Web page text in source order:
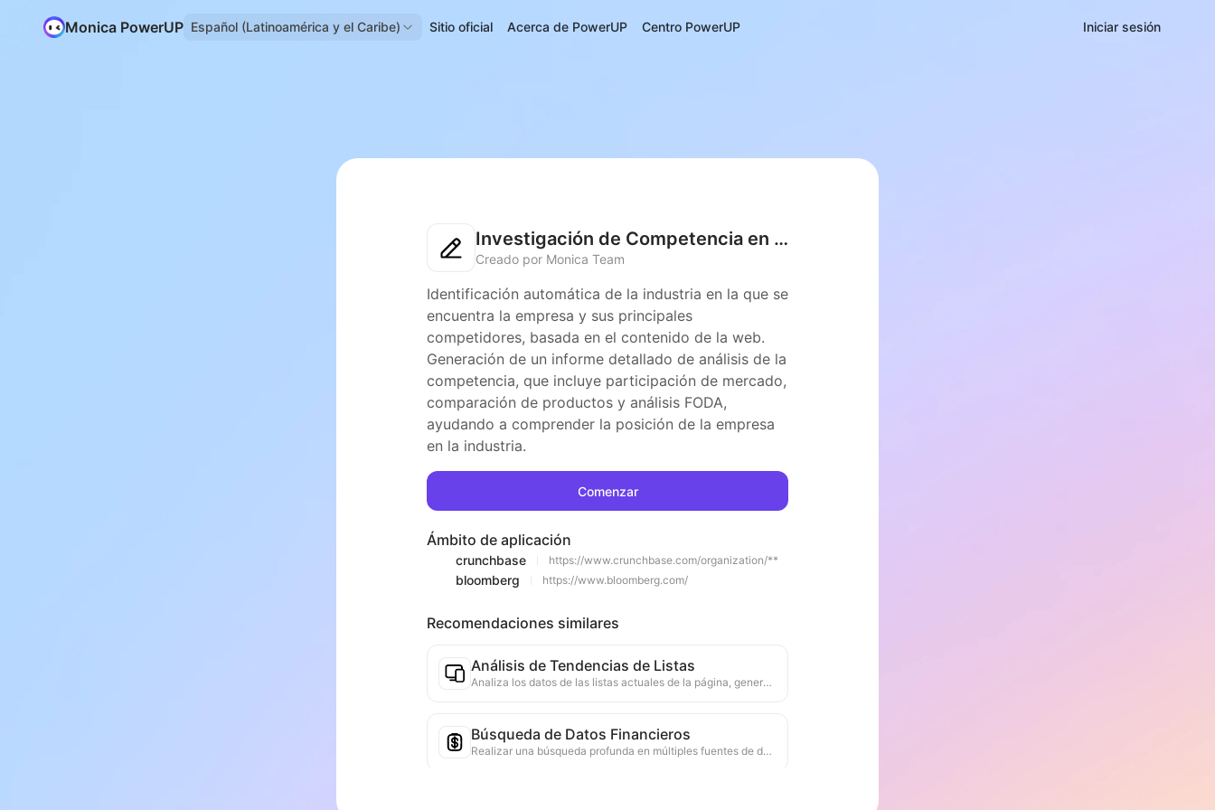
Monica PowerUP Español (Latinoamérica y el Caribe) Sitio oficial Acerca de PowerUP Centro PowerUP Iniciar sesión
Investigación de Competencia en la Industria
Creado por Monica Team
Identificación automática de la industria en la que se
encuentra la empresa y sus principales
competidores, basada en el contenido de la web.
Generación de un informe detallado de análisis de la
competencia, que incluye participación de mercado,
comparación de productos y análisis FODA,
ayudando a comprender la posición de la empresa
en la industria.
Comenzar
Ámbito de aplicación
crunchbase https://www.crunchbase.com/organization/**
bloomberg https://www.bloomberg.com/
Recomendaciones similares
Análisis de Tendencias de Listas
Analiza los datos de las listas actuales de la página, generando informes de tendencias. Identifica categorías populares, tipos de productos en rápido ascenso y tecnologías emergentes. Proporciona información de mercado instantánea para ayudarte a comprender las últimas tendencias de productos y movimientos del mercado.
Búsqueda de Datos Financieros
Realizar una búsqueda profunda en múltiples fuentes de datos confiables sobre los indicadores financieros o puntos de datos mencionados en la página web actual. Proporcionar comparaciones de datos históricos y referencias de la industria para ayudar a los usuarios a comprender completamente la situación financiera y el rendimiento del mercado de la empresa.